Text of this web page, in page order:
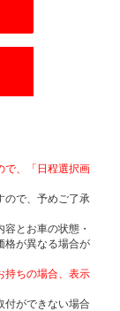
で、「日程選択画
ので、予めご了承
とお車の状態・
格が異なる場合が
持ちの場合、表示
ができない場合